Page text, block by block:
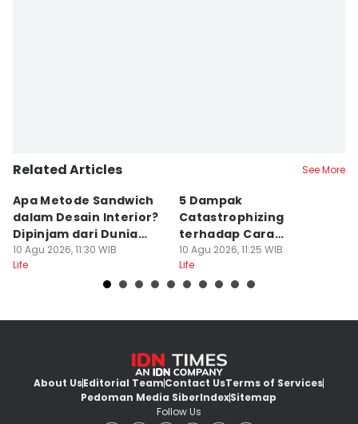
Related Articles See More
Apa Metode Sandwich
dalam Desain Interior?
Dipinjam dari Dunia
Fashion
10 Agu 2026, 11:30 WIB
Life
5 Dampak
Catastrophizing
terhadap Cara
Seseorang Menghadapi
Masalah
10 Agu 2026, 11:25 WIB
Life
About UsEditorial TeamContact UsTerms of Services
Pedoman Media SiberIndexSitemap
Follow Us